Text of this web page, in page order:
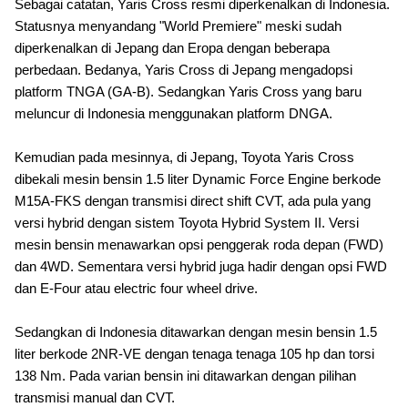
Sebagai catatan, Yaris Cross resmi diperkenalkan di Indonesia.
Statusnya menyandang "World Premiere" meski sudah
diperkenalkan di Jepang dan Eropa dengan beberapa
perbedaan. Bedanya, Yaris Cross di Jepang mengadopsi
platform TNGA (GA-B). Sedangkan Yaris Cross yang baru
meluncur di Indonesia menggunakan platform DNGA.
Kemudian pada mesinnya, di Jepang, Toyota Yaris Cross
dibekali mesin bensin 1.5 liter Dynamic Force Engine berkode
M15A-FKS dengan transmisi direct shift CVT, ada pula yang
versi hybrid dengan sistem Toyota Hybrid System II. Versi
mesin bensin menawarkan opsi penggerak roda depan (FWD)
dan 4WD. Sementara versi hybrid juga hadir dengan opsi FWD
dan E-Four atau electric four wheel drive.
Sedangkan di Indonesia ditawarkan dengan mesin bensin 1.5
liter berkode 2NR-VE dengan tenaga tenaga 105 hp dan torsi
138 Nm. Pada varian bensin ini ditawarkan dengan pilihan
transmisi manual dan CVT.